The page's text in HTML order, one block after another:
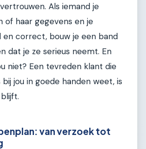
Als iemand je
of haar gegevens en je
en correct, bouw je een band
dat je ze serieus neemt. En
niet? Een tevreden klant die
bij jou in goede handen weet, is
van verzoek tot